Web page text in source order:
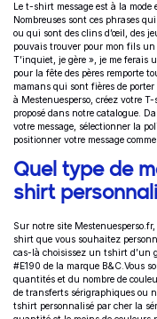
Le t-shirt message est à la mode
Nombreuses sont ces phrases
ou qui sont des clins d’œil, des
pouvais trouver pour mon fils
T’inquiet, je gère », je me ferais
pour la fête des pères remporte
mamans qui sont fières de
à Mestenuesperso, créez votre
proposé dans notre catalogue.
votre message, sélectionner la
positionner votre message
Quel type de
shirt
Sur notre site
shirt que vous souhaitez
cas-là choisissez un tshirt d’un
#E190 de la marque B&C.Vous
quantités et du nombre de
de transferts sérigraphiques ou
tshirt personnalisé par cher la